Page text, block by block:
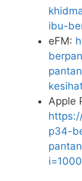
ibu-
eFM:
Apple
p34-